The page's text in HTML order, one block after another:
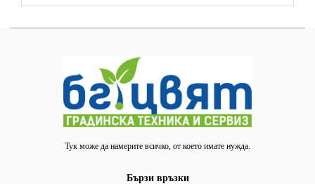
Тук може да намерите всичко, от което имате нужда.
Бързи връзки